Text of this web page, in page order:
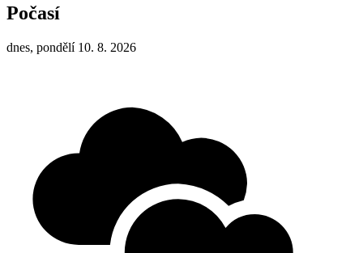
Počasí
dnes, pondělí 10. 8. 2026